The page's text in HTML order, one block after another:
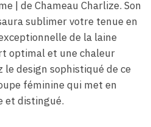
| de Chameau Charlize. Son
sublimer votre tenue en
de la laine
optimal et une chaleur
le design sophistiqué de ce
féminine qui met en
et distingué.